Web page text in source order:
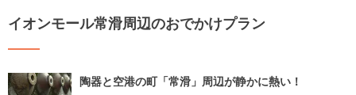
イオンモール常滑周辺のおでかけプラン
陶器と空港の町「常滑」周辺が静かに熱い！